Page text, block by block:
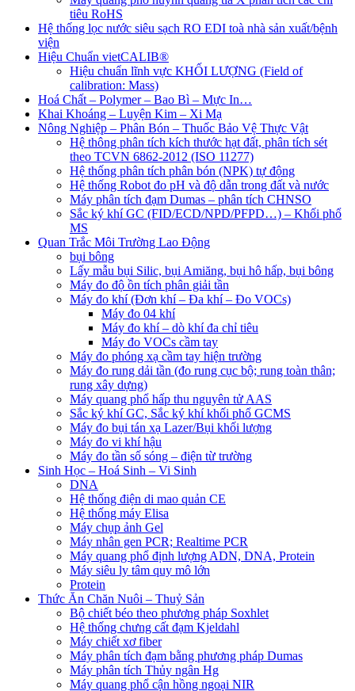
tiêu RoHS
Hệ thống lọc nước siêu sạch RO EDI​​ toà nhà sản xuất/bệnh
viện
Hiệu Chuẩn vietCALIB®
Hiệu chuẩn lĩnh vực KHỐI LƯỢNG (Field of
calibration: Mass)
Hoá Chất – Polymer – Bao Bì – Mực In…
Khai Khoáng – Luyện Kim – Xi Mạ
Nông Nghiệp – Phân Bón – Thuốc Bảo Vệ Thực Vật
Hệ thông phân tích kích thước hạt đất, phân tích sét
theo TCVN 6862-2012 (ISO 11277)
Hệ thống phân tích phân bón (NPK) tự động
Hệ thống Robot đo pH và độ dẫn trong đất và nước
Máy phân tích đạm Dumas – phân tích CHNSO
Sắc ký khí GC (FID/ECD/NPD/PFPD…) – Khối phổ
MS
Quan Trắc Môi Trường Lao Động
bụi bông
Lấy mẫu bụi Silic, bụi Amiăng, bụi hô hấp, bụi bông
Máy đo độ ồn tích phân giải tần
Máy đo khí (Đơn khí – Đa khí – Đo VOCs)
Máy đo 04 khí
Máy đo khí – dò khí đa chỉ tiêu
Máy đo VOCs cầm tay
Máy đo phóng xạ cầm tay hiện trường
Máy đo rung dải tần (đo rung cục bộ; rung toàn thân;
rung xây dựng)
Máy quang phổ hấp thu nguyên tử AAS
Sắc ký khí GC, Sắc ký khí khối phổ GCMS
Máy đo bụi tán xạ Lazer/Bụi khối lượng
Máy đo vi khí hậu
Máy đo tần số sóng – điện từ trường
Sinh Học – Hoá Sinh – Vi Sinh
DNA
Hệ thống điện di mao quản CE
Hệ thống máy Elisa
Máy chụp ảnh Gel
Máy nhân gen PCR; Realtime PCR
Máy quang phổ định lượng ADN, DNA, Protein
Máy siêu ly tâm quy mô lớn
Protein
Thức Ăn Chăn Nuôi – Thuỷ Sản
Bộ chiết béo theo phương pháp Soxhlet
Hệ thống chưng cất đạm Kjeldahl
Máy chiết xơ fiber
Máy phân tích đạm bằng phương pháp Dumas
Máy phân tích Thủy ngân Hg
Máy quang phổ cận hồng ngoại NIR